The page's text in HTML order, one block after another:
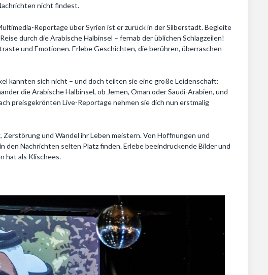
nicht findest.
Reportage über Syrien ist er zurück in der Silberstadt. Begleite
durch die Arabische Halbinsel – fernab der üblichen Schlagzeilen!
und Emotionen. Erlebe Geschichten, die berühren, überraschen
kannten sich nicht – und doch teilten sie eine große Leidenschaft:
die Arabische Halbinsel, ob Jemen, Oman oder Saudi-Arabien, und
preisgekrönten Live-Reportage nehmen sie dich nun erstmalig
und Wandel ihr Leben meistern. Von Hoffnungen und
den Nachrichten selten Platz finden. Erlebe beeindruckende Bilder und
hat als Klischees.